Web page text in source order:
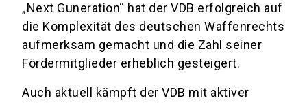
„Next Guneration“ hat der VDB erfolgreich auf
die Komplexität des deutschen Waffenrechts
aufmerksam gemacht und die Zahl seiner
Fördermitglieder erheblich gesteigert.
Auch aktuell kämpft der VDB mit aktiver